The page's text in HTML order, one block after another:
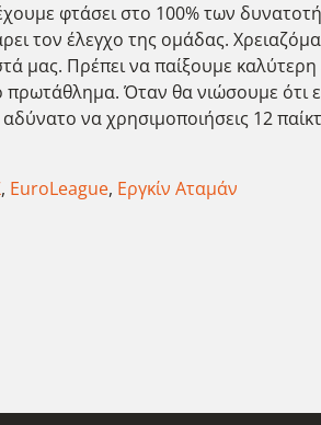
φτάσει στο 100% των
τον έλεγχο της ομάδας.
μας. Πρέπει να παίξουμε
Όταν θα νιώσουμε ότι
αδύνατο να χρησιμοποιήσεις 12
, EuroLeague, Εργκίν Αταμάν